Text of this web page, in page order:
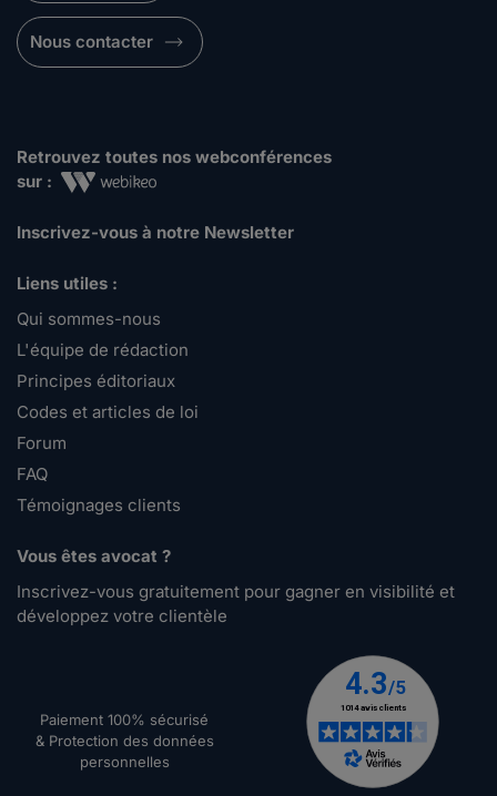
Nous contacter
Retrouvez toutes nos webconférences
sur :
Inscrivez-vous à notre Newsletter
Liens utiles :
Qui sommes-nous
L'équipe de rédaction
Principes éditoriaux
Codes et articles de loi
Forum
FAQ
Témoignages clients
Vous êtes avocat ?
Inscrivez-vous gratuitement pour gagner en visibilité et
développez votre clientèle
Paiement 100% sécurisé
& Protection des données
personnelles